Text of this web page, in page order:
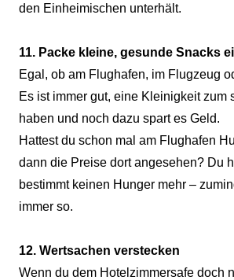
den Einheimischen unterhält.
11. Packe kleine, gesunde Snacks
Egal, ob am Flughafen, im Flugzeug
Es ist immer gut, eine Kleinigkeit zum
haben und noch dazu spart es Geld.
Hattest du schon mal am Flughafen
dann die Preise dort angesehen? Du
bestimmt keinen Hunger mehr –
immer so.
12. Wertsachen verstecken
Wenn du dem Hotelzimmersafe doch